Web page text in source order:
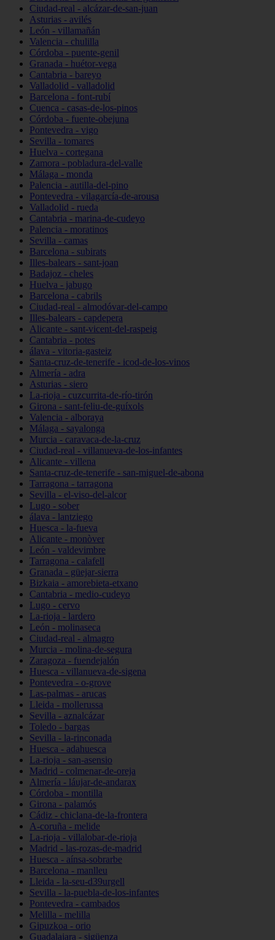
Ciudad-real - alcázar-de-san-juan
Asturias - avilés
León - villamañán
Valencia - chulilla
Córdoba - puente-genil
Granada - huétor-vega
Cantabria - bareyo
Valladolid - valladolid
Barcelona - font-rubí
Cuenca - casas-de-los-pinos
Córdoba - fuente-obejuna
Pontevedra - vigo
Sevilla - tomares
Huelva - cortegana
Zamora - pobladura-del-valle
Málaga - monda
Palencia - autilla-del-pino
Pontevedra - vilagarcía-de-arousa
Valladolid - rueda
Cantabria - marina-de-cudeyo
Palencia - moratinos
Sevilla - camas
Barcelona - subirats
Illes-balears - sant-joan
Badajoz - cheles
Huelva - jabugo
Barcelona - cabrils
Ciudad-real - almodóvar-del-campo
Illes-balears - capdepera
Alicante - sant-vicent-del-raspeig
Cantabria - potes
álava - vitoria-gasteiz
Santa-cruz-de-tenerife - icod-de-los-vinos
Almería - adra
Asturias - siero
La-rioja - cuzcurrita-de-río-tirón
Girona - sant-feliu-de-guíxols
Valencia - alboraya
Málaga - sayalonga
Murcia - caravaca-de-la-cruz
Ciudad-real - villanueva-de-los-infantes
Alicante - villena
Santa-cruz-de-tenerife - san-miguel-de-abona
Tarragona - tarragona
Sevilla - el-viso-del-alcor
Lugo - sober
álava - lantziego
Huesca - la-fueva
Alicante - monòver
León - valdevimbre
Tarragona - calafell
Granada - güejar-sierra
Bizkaia - amorebieta-etxano
Cantabria - medio-cudeyo
Lugo - cervo
La-rioja - lardero
León - molinaseca
Ciudad-real - almagro
Murcia - molina-de-segura
Zaragoza - fuendejalón
Huesca - villanueva-de-sigena
Pontevedra - o-grove
Las-palmas - arucas
Lleida - mollerussa
Sevilla - aznalcázar
Toledo - bargas
Sevilla - la-rinconada
Huesca - adahuesca
La-rioja - san-asensio
Madrid - colmenar-de-oreja
Almería - láujar-de-andarax
Córdoba - montilla
Girona - palamós
Cádiz - chiclana-de-la-frontera
A-coruña - melide
La-rioja - villalobar-de-rioja
Madrid - las-rozas-de-madrid
Huesca - aínsa-sobrarbe
Barcelona - manlleu
Lleida - la-seu-d39urgell
Sevilla - la-puebla-de-los-infantes
Pontevedra - cambados
Melilla - melilla
Gipuzkoa - orio
Guadalajara - sigüenza